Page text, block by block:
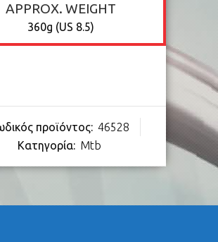
APPROX. WEIGHT
360g (US 8.5)
προϊόντος: 46528
Κατηγορία: Mtb